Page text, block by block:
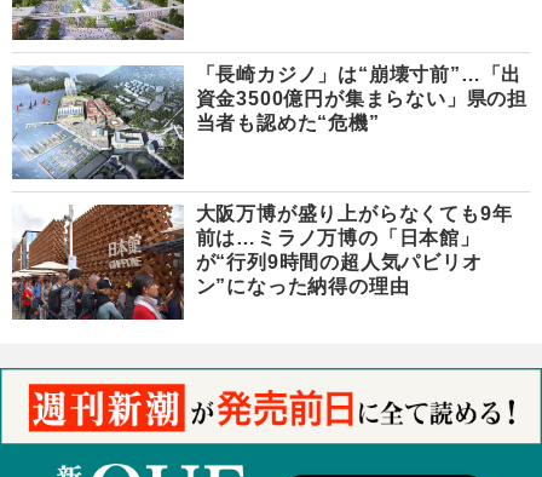
「長崎カジノ」は“崩壊寸前”…「出
資金3500億円が集まらない」県の担
当者も認めた“危機”
大阪万博が盛り上がらなくても9年
前は…ミラノ万博の「日本館」
が“行列9時間の超人気パビリオ
ン”になった納得の理由